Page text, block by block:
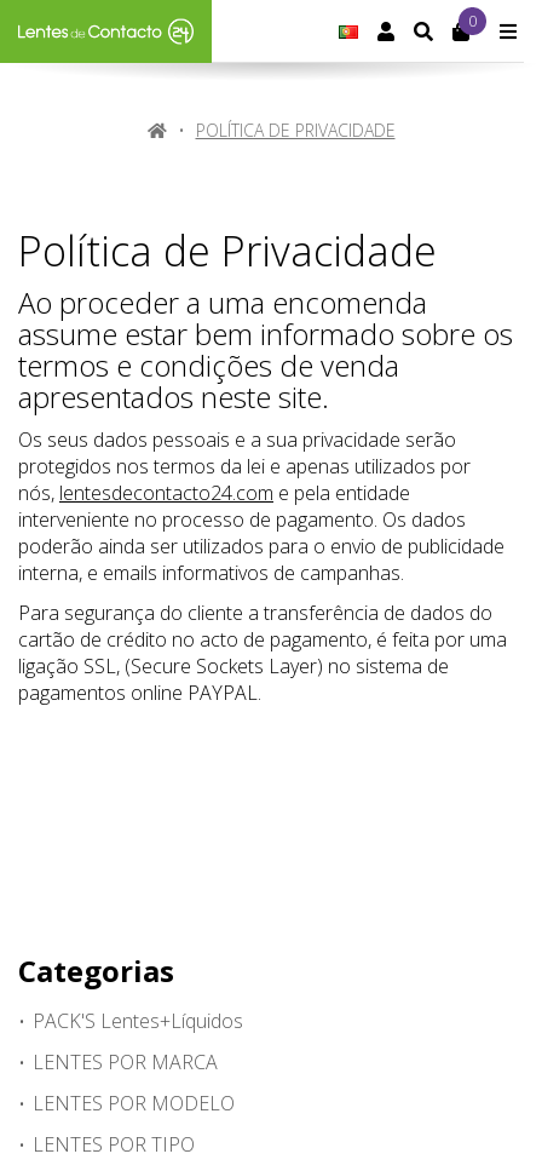
IDIOMA:
PORTUGUÊS
CONTA DE
SEARCH
0
HOMEPOLÍTICA DE PRIVACIDADE
Política de Privacidade
Ao proceder a uma encomenda
assume estar bem informado sobre os
termos e condições de venda
apresentados neste site.
Os seus dados pessoais e a sua privacidade serão
protegidos nos termos da lei e apenas utilizados por
nós, lentesdecontacto24.com e pela entidade
interveniente no processo de pagamento. Os dados
poderão ainda ser utilizados para o envio de publicidade
interna, e emails informativos de campanhas.
Para segurança do cliente a transferência de dados do
cartão de crédito no acto de pagamento, é feita por uma
ligação SSL, (Secure Sockets Layer) no sistema de
pagamentos online PAYPAL.
Categorias
PACK'S Lentes+Líquidos
LENTES POR MARCA
LENTES POR MODELO
LENTES POR TIPO